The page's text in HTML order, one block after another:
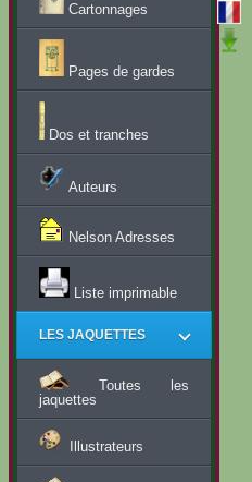
Cartonnages
Pages de gardes
Dos et tranches
Auteurs
Nelson Adresses
Liste imprimable
LES JAQUETTES
Toutes les
jaquettes
Illustrateurs